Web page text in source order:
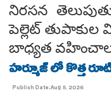
నిరసన
పెల్లెట్
బాధ్యత
హర్మూజ్ లో కొత్త
Publish Date:Aug 5, 2026